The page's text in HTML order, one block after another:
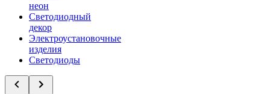
неон
Светодиодный
декор
Электроустановочные
изделия
Светодиоды